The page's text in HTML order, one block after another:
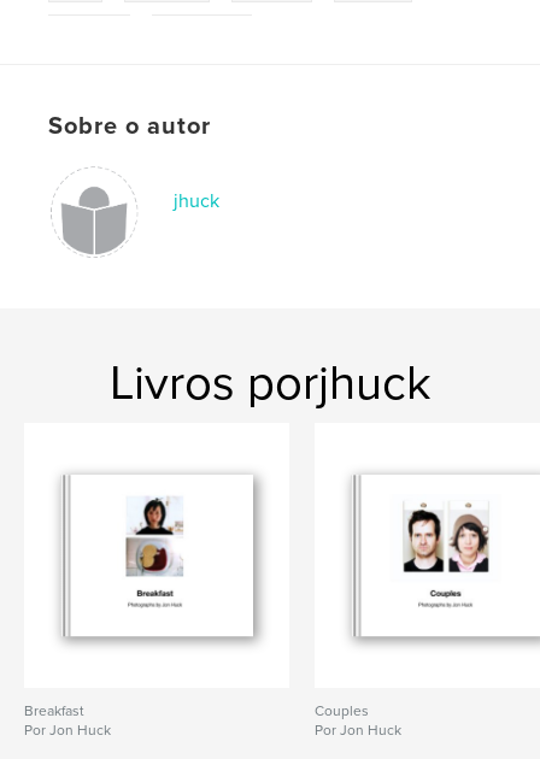
Sobre o autor
jhuck
Livros porjhuck
Breakfast
Por Jon Huck
Couples
Por Jon Huck